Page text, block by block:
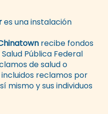
es una instalación
recibe fondos
Pública Federal
de salud o
reclamos por
mismo y sus individuos